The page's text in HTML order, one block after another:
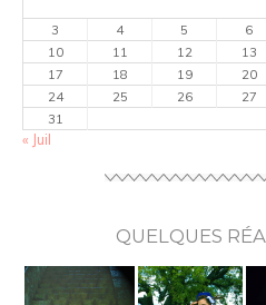
3
4 5 6
10
11 12 13
17
18 19 20
24
25 26 27
31
« Juil
QUELQUES